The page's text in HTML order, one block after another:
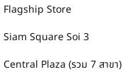
Flagship Store
Siam Square Soi 3
Central Plaza (รวม 7 สาขา)